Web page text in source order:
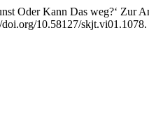
Oder Kann Das weg?‘
10.58127/skjt.vi01.1078.